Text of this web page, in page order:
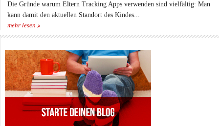
Die Gründe warum Eltern Tracking Apps verwenden sind vielfältig: Man
kann damit den aktuellen Standort des Kindes...
mehr lesen